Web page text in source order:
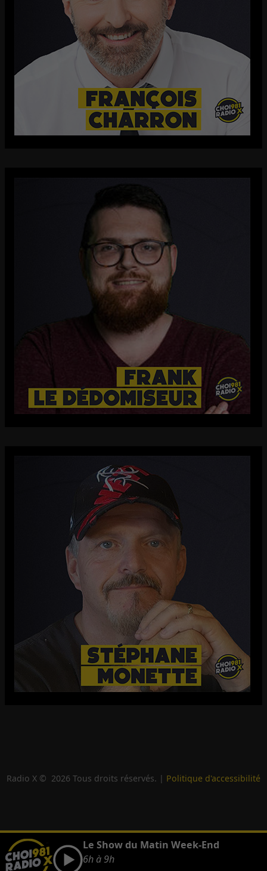
Radio X © 2026 Tous droits réservés. | Politique d'accessibilité
Le Show du Matin Week-End
6h à 9h